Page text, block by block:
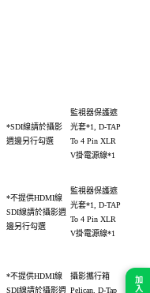
*SDI線請於攝影
週邊另行勾選
監視器保護遮
光套*1, D-TAP
To 4 Pin XLR
V掛電源線*1
*不提供HDMI線
SDI線請於攝影週
邊另行勾選
監視器保護遮
光套*1, D-TAP
To 4 Pin XLR
V掛電源線*1
*不提供HDMI線
SDI線請於攝影週
攝影攜行箱
Pelican, D-Tap